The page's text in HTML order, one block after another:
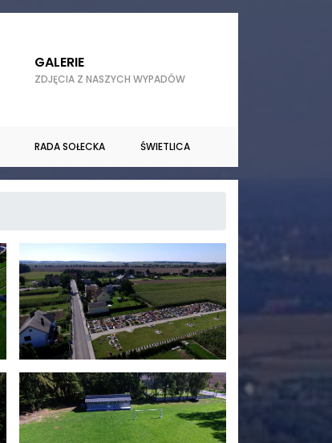
GALERIE
ZDJĘCIA Z NASZYCH WYPADÓW
RADA SOŁECKA ŚWIETLICA